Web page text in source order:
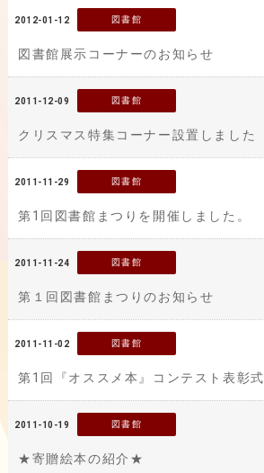
2012-01-12 図書館
図書館展示コーナーのお知らせ
2011-12-09 図書館
クリスマス特集コーナー設置しました
2011-11-29 図書館
第1回図書館まつりを開催しました。
2011-11-24 図書館
第１回図書館まつりのお知らせ
2011-11-02 図書館
第1回『オススメ本』コンテスト表彰式
2011-10-19 図書館
★寄贈絵本の紹介★